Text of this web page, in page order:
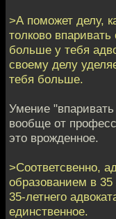
>А поможет делу,
толково
больше у тебя
своему делу
тебя больше.
Умение
вообще от
это врожденное.
>Соответсвенно,
образованием в 35
35-летнего
единственное.